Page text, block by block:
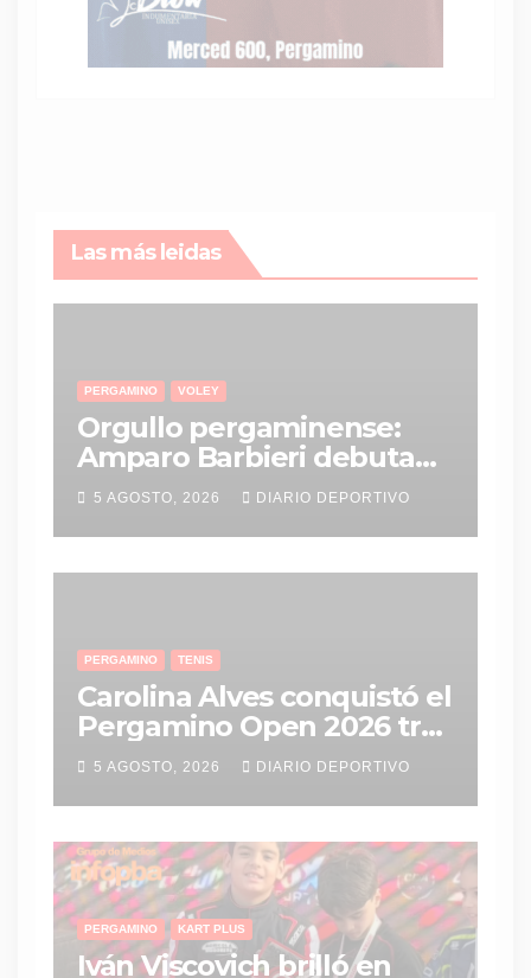
Las más leidas
PERGAMINO VOLEY
Orgullo pergaminense:
Amparo Barbieri debuta
con Las Panteritas en el
Mundial Sub-17 de vóley
5 AGOSTO, 2026 DIARIO DEPORTIVO
PERGAMINO TENIS
Carolina Alves conquistó el
Pergamino Open 2026 tras
una gran remontada en la
5 AGOSTO, 2026 DIARIO DEPORTIVO
PERGAMINO KART PLUS
Iván Viscovich brilló en